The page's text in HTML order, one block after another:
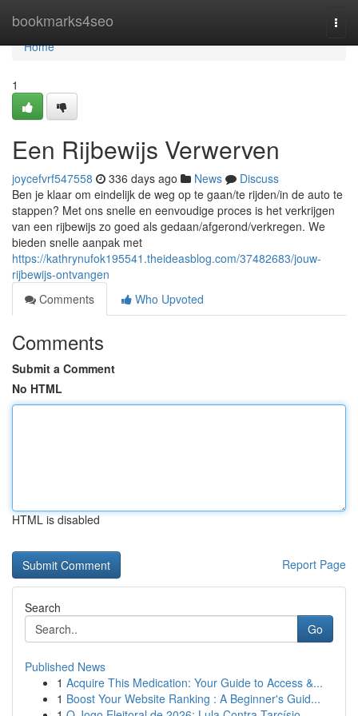
bookmarks4seo
Home
Home
1
Een Rijbewijs Verwerven
joycefvrf547558 336 days ago News
Discuss
Ben je klaar om eindelijk de weg op te gaan/te rijden/in de auto te
stappen? Met ons snelle en eenvoudige proces is het verkrijgen
van een rijbewijs zo goed als gedaan/afgerond/verkregen. We
bieden snelle aanpak met
https://kathrynufok195541.theideasblog.com/37482683/jouw-
rijbewijs-ontvangen
Comments
Who Upvoted
Comments
Submit a Comment
No HTML
HTML is disabled
Report Page
Search
Go
Published News
1 Acquire This Medication: Your Guide to Access &...
1 Boost Your Website Ranking : A Beginner's Guid...